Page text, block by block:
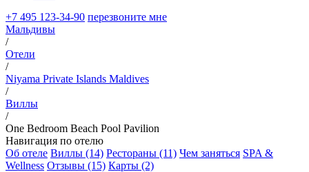
+7 495 123-34-90 перезвоните мне
Мальдивы
/
Отели
/
Niyama Private Islands Maldives
/
Виллы
/
One Bedroom Beach Pool Pavilion
Навигация по отелю
Об отеле Виллы (14) Рестораны (11) Чем заняться SPA &
Wellness Отзывы (15) Карты (2)